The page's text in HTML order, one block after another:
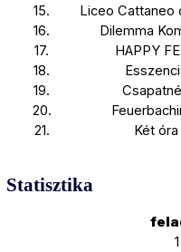
15.
Liceo Cattaneo
16.
Dilemma
17.
HAPPY
18.
19.
20.
21.
Két óra
Statisztika
1